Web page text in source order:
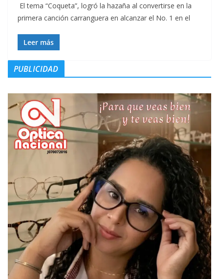
El tema “Coqueta”, logró la hazaña al convertirse en la
primera canción carranguera en alcanzar el No. 1 en el
Leer más
PUBLICIDAD